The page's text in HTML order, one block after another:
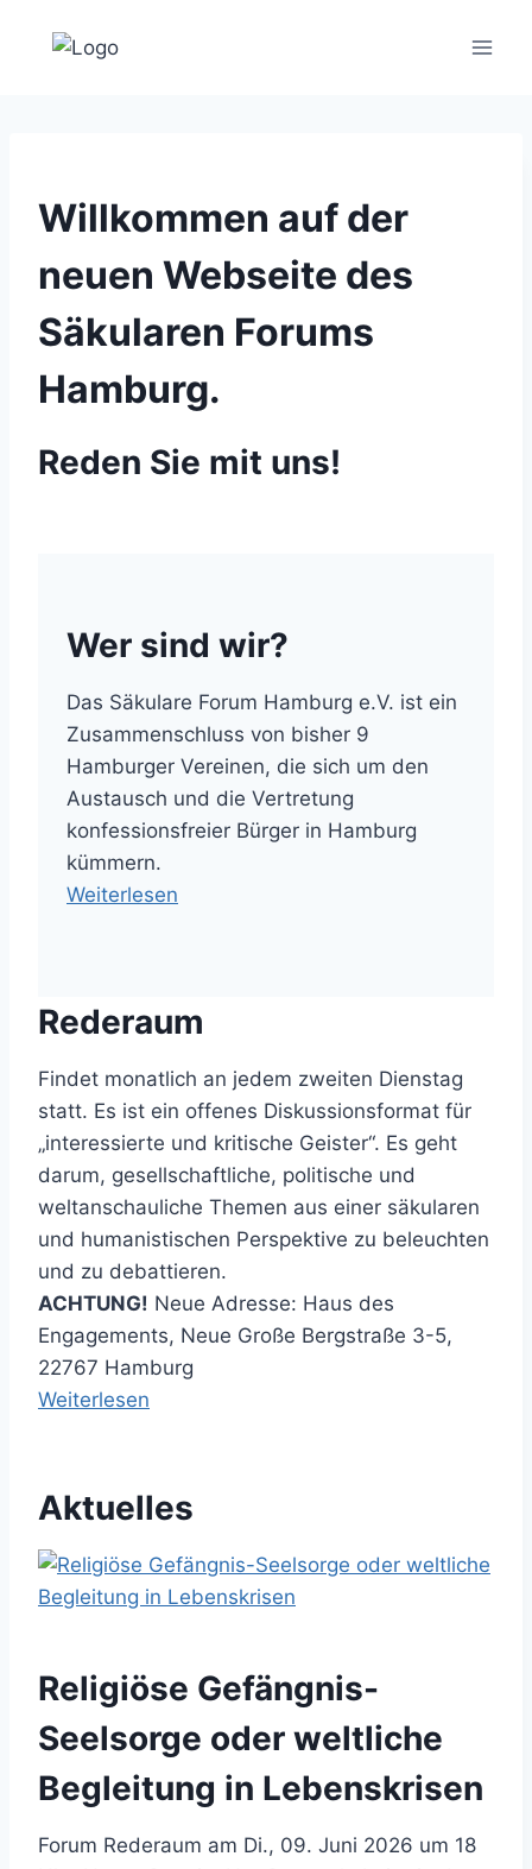
Willkommen auf der
neuen Webseite des
Säkularen Forums
Hamburg.
Reden Sie mit uns!
Wer sind wir?
Das Säkulare Forum Hamburg e.V. ist ein
Zusammenschluss von bisher 9
Hamburger Vereinen, die sich um den
Austausch und die Vertretung
konfessionsfreier Bürger in Hamburg
kümmern.
Weiterlesen
Rederaum
Findet monatlich an jedem zweiten Dienstag
statt. Es ist ein offenes Diskussionsformat für
„interessierte und kritische Geister“. Es geht
darum, gesellschaftliche, politische und
weltanschauliche Themen aus einer säkularen
und humanistischen Perspektive zu beleuchten
und zu debattieren.
ACHTUNG! Neue Adresse: Haus des
Engagements, Neue Große Bergstraße 3-5,
22767 Hamburg
Weiterlesen
Aktuelles
Religiöse Gefängnis-
Seelsorge oder weltliche
Begleitung in Lebenskrisen
Forum Rederaum am Di., 09. Juni 2026 um 18